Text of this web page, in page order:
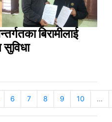
बिरामीलाई
सुविधा
6 7 8 9 10 ...